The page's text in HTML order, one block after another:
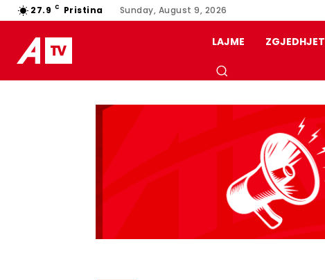
27.9 C Pristina Sunday, August 9, 2026
LAJME ZGJEDHJET